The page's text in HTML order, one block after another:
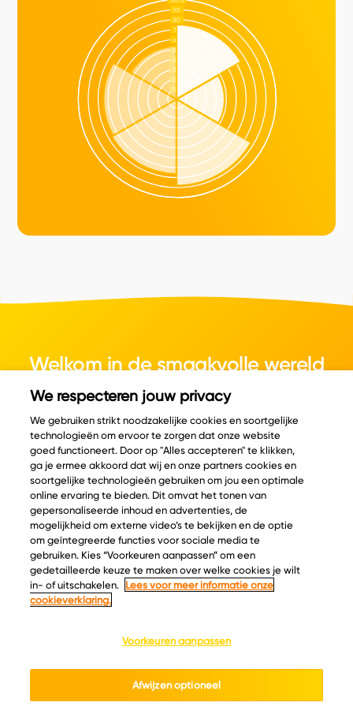
Welkom in de smaakvolle wereld
van kaas.
© Copyright 2026 Velder
Inspiratie
Kaascatalogus
Recepten
Kaasplankjes
Blog
Informatie
Over ons
Ontdek
Keurmerken
We respecteren jouw privacy
We gebruiken strikt noodzakelijke cookies en soortgelijke
technologieën om ervoor te zorgen dat onze website
goed functioneert. Door op "Alles accepteren" te klikken,
ga je ermee akkoord dat wij en onze partners cookies en
soortgelijke technologieën gebruiken om jou een optimale
online ervaring te bieden. Dit omvat het tonen van
gepersonaliseerde inhoud en advertenties, de
mogelijkheid om externe video’s te bekijken en de optie
om geïntegreerde functies voor sociale media te
gebruiken. Kies “Voorkeuren aanpassen” om een
gedetailleerde keuze te maken over welke cookies je wilt
in- of uitschakelen.
Lees voor meer informatie onze
cookieverklaring.
Voorkeuren aanpassen
Afwijzen optioneel